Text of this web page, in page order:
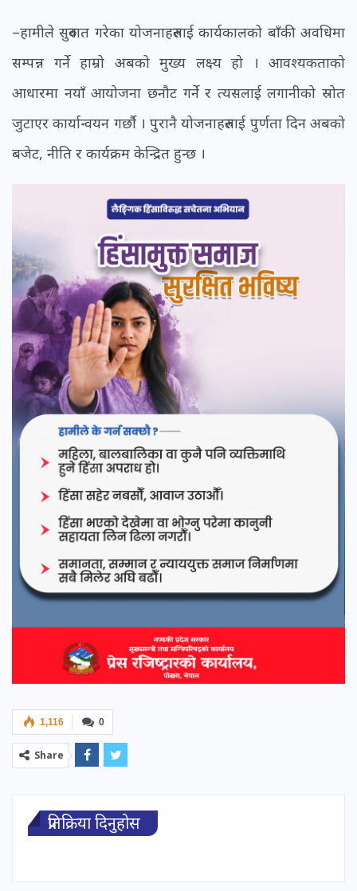
–हामीले सुरुवात गरेका योजनाहरुलाई कार्यकालको बाँकी अवधिमा
सम्पन्न गर्ने हाम्रो अबको मुख्य लक्ष्य हो । आवश्यकताको
आधारमा नयाँ आयोजना छनौट गर्ने र त्यसलाई लगानीको स्रोत
जुटाएर कार्यान्वयन गर्छौ । पुरानै योजनाहरुलाई पुर्णता दिन अबको
बजेट, नीति र कार्यक्रम केन्द्रित हुन्छ ।
0
1,116
Share
प्रतिक्रिया दिनुहोस